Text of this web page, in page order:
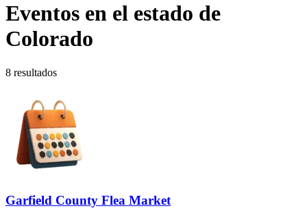
Eventos en el estado de
Colorado
8 resultados
Garfield County Flea Market